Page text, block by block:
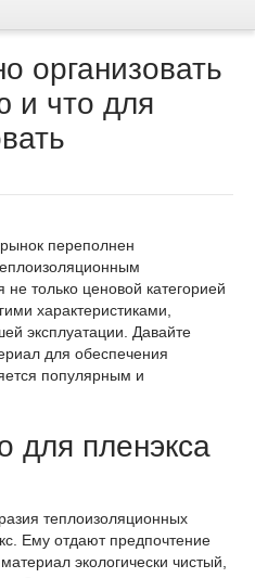
организовать
и что для
переполнен
только ценовой категорией
характеристиками,
эксплуатации. Давайте
для обеспечения
популярным и
для пленэкса
теплоизоляционных
Ему отдают предпочтение
экологически чистый,